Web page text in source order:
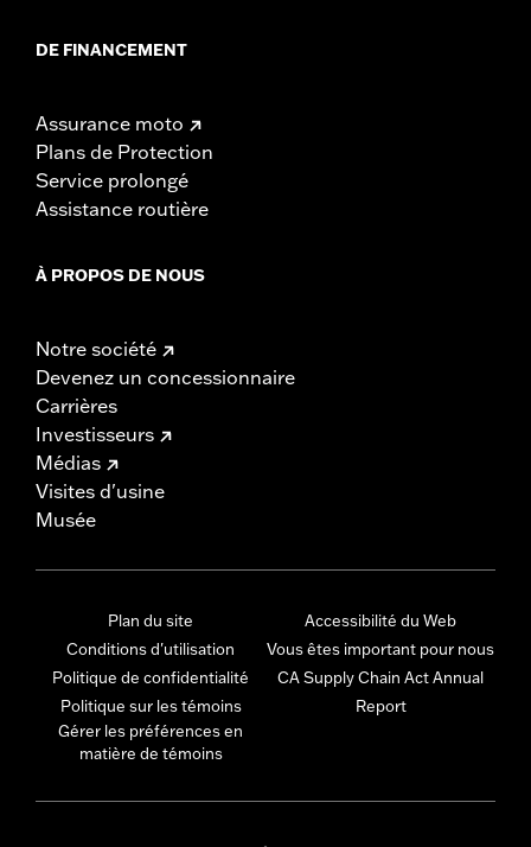
DE FINANCEMENT
Assurance moto
Plans de Protection
Service prolongé
Assistance routière
À PROPOS DE NOUS
Notre société
Devenez un concessionnaire
Carrières
Investisseurs
Médias
Visites d'usine
Musée
Plan du site
Conditions d'utilisation
Politique de confidentialité
Politique sur les témoins
Gérer les préférences en
matière de témoins
Accessibilité du Web
Vous êtes important pour nous
CA Supply Chain Act Annual
Report